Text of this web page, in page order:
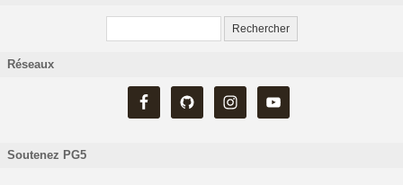
Réseaux
Soutenez PG5